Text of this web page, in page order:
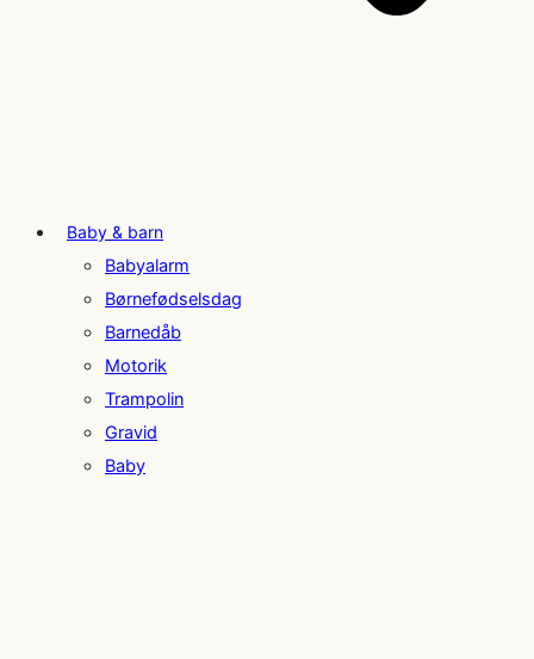
Baby & barn
Babyalarm
Børnefødselsdag
Barnedåb
Motorik
Trampolin
Gravid
Baby